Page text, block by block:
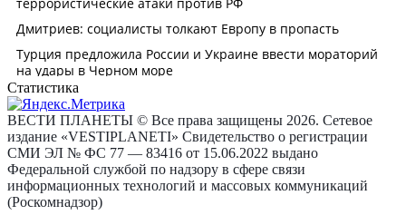
Статистика
ВЕСТИ ПЛАНЕТЫ © Все права защищены 2026. Сетевое
издание «VESTIPLANETI» Свидетельство о регистрации
СМИ ЭЛ № ФС 77 — 83416 от 15.06.2022 выдано
Федеральной службой по надзору в сфере связи
информационных технологий и массовых коммуникаций
(Роскомнадзор)